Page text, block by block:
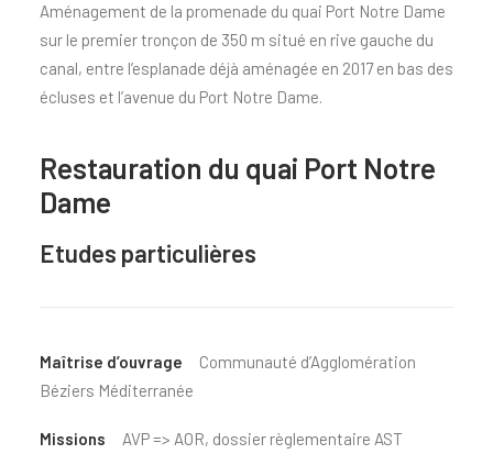
Aménagement de la promenade du quai Port Notre Dame
sur le premier tronçon de 350 m situé en rive gauche du
canal, entre l’esplanade déjà aménagée en 2017 en bas des
écluses et l’avenue du Port Notre Dame.
Restauration du quai Port Notre
Dame
Etudes particulières
Maîtrise d’ouvrage Communauté d’Agglomération
Béziers Méditerranée
Missions AVP => AOR, dossier règlementaire AST